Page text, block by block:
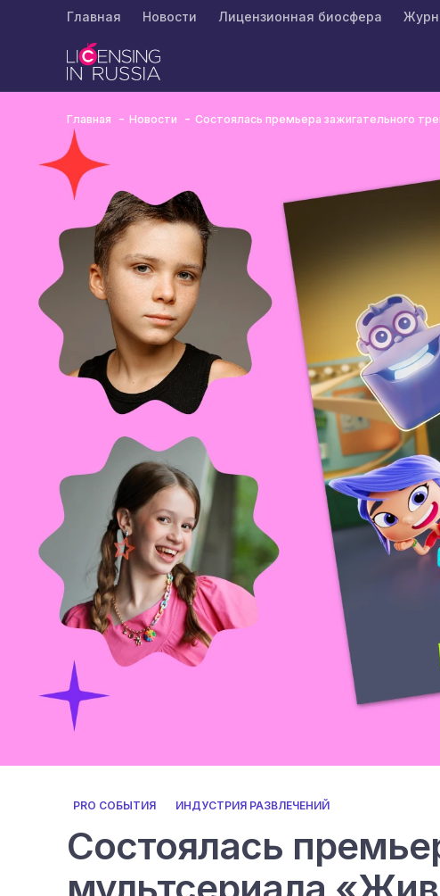
Главная Новости Лицензионная биосфера
Главная Новости Состоялась премьера зажигательного
PRO СОБЫТИЯ ИНДУСТРИЯ РАЗВЛЕЧЕНИЙ
Состоялась